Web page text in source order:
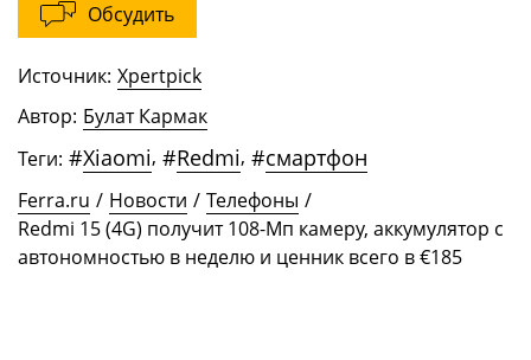
Обсудить
Источник: Xpertpick
Автор: Булат Кармак
Теги: #Xiaomi, #Redmi, #смартфон
Ferra.ru / Новости / Телефоны /
Redmi 15 (4G) получит 108-Мп камеру, аккумулятор с
автономностью в неделю и ценник всего в €185